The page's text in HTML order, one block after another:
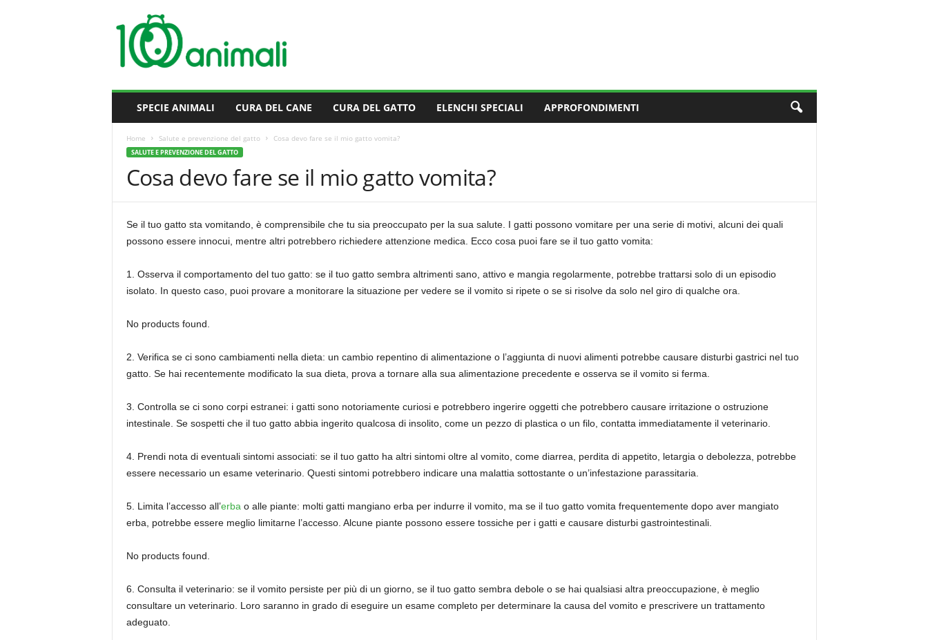
SPECIE ANIMALI CURA DEL CANE CURA DEL GATTO ELENCHI SPECIALI APPROFONDIMENTI
Home Salute e prevenzione del gatto Cosa devo fare se il mio gatto vomita?
SALUTE E PREVENZIONE DEL GATTO
Cosa devo fare se il mio gatto vomita?
Se il tuo gatto sta vomitando, è comprensibile che tu sia preoccupato per la sua salute. I gatti possono vomitare per una serie di motivi, alcuni dei quali
possono essere innocui, mentre altri potrebbero richiedere attenzione medica. Ecco cosa puoi fare se il tuo gatto vomita:
1. Osserva il comportamento del tuo gatto: se il tuo gatto sembra altrimenti sano, attivo e mangia regolarmente, potrebbe trattarsi solo di un episodio
isolato. In questo caso, puoi provare a monitorare la situazione per vedere se il vomito si ripete o se si risolve da solo nel giro di qualche ora.
No products found.
2. Verifica se ci sono cambiamenti nella dieta: un cambio repentino di alimentazione o l’aggiunta di nuovi alimenti potrebbe causare disturbi gastrici nel tuo
gatto. Se hai recentemente modificato la sua dieta, prova a tornare alla sua alimentazione precedente e osserva se il vomito si ferma.
3. Controlla se ci sono corpi estranei: i gatti sono notoriamente curiosi e potrebbero ingerire oggetti che potrebbero causare irritazione o ostruzione
intestinale. Se sospetti che il tuo gatto abbia ingerito qualcosa di insolito, come un pezzo di plastica o un filo, contatta immediatamente il veterinario.
4. Prendi nota di eventuali sintomi associati: se il tuo gatto ha altri sintomi oltre al vomito, come diarrea, perdita di appetito, letargia o debolezza, potrebbe
essere necessario un esame veterinario. Questi sintomi potrebbero indicare una malattia sottostante o un’infestazione parassitaria.
5. Limita l’accesso all’erba o alle piante: molti gatti mangiano erba per indurre il vomito, ma se il tuo gatto vomita frequentemente dopo aver mangiato
erba, potrebbe essere meglio limitarne l’accesso. Alcune piante possono essere tossiche per i gatti e causare disturbi gastrointestinali.
No products found.
6. Consulta il veterinario: se il vomito persiste per più di un giorno, se il tuo gatto sembra debole o se hai qualsiasi altra preoccupazione, è meglio
consultare un veterinario. Loro saranno in grado di eseguire un esame completo per determinare la causa del vomito e prescrivere un trattamento
adeguato.